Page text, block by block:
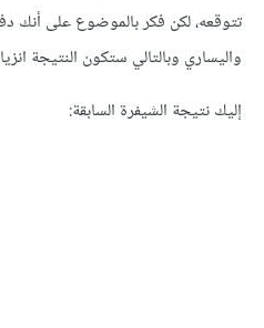
تتوقعه، لكن فكر بالموضوع على أنك
واليساري وبالتالي ستكون النتيجة
إليك نتيجة الشيفرة السابقة: